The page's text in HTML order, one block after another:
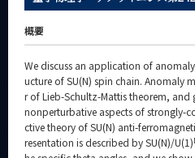
概要
We discuss an application of
ucture of SU(N) spin chain. Anomaly
r of Lieb-Schultz-Mattis theorem,
nonperturbative aspects of strongly-
ctive theory of SU(N) anti-
resentation is described by SU(N)/U(1)
サイ